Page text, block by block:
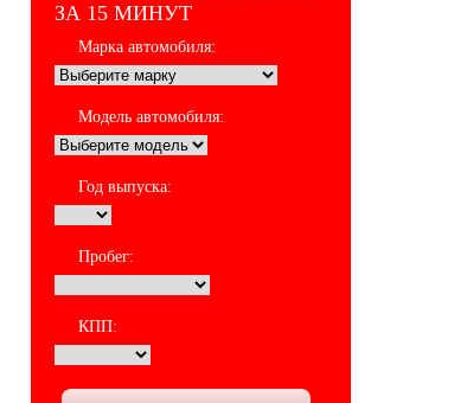
ЗА 15 МИНУТ
Марка автомобиля:
Модель автомобиля:
Год выпуска:
Пробег:
КПП: